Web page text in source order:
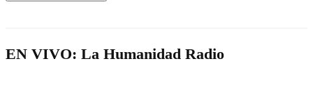
EN VIVO: La Humanidad Radio